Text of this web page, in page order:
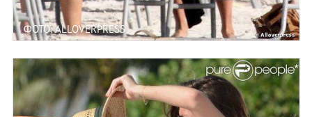
ФОТО: ALLOVERPRESS